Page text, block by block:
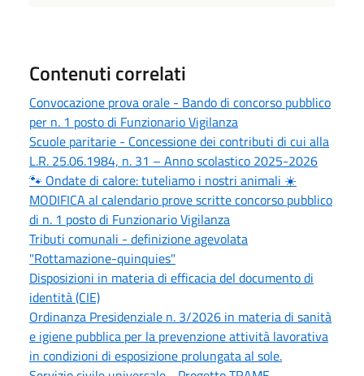
Contenuti correlati
Convocazione prova orale - Bando di concorso pubblico
per n. 1 posto di Funzionario Vigilanza
Scuole paritarie - Concessione dei contributi di cui alla
L.R. 25.06.1984, n. 31 – Anno scolastico 2025-2026
🐾 Ondate di calore: tuteliamo i nostri animali ☀️
MODIFICA al calendario prove scritte concorso pubblico
di n. 1 posto di Funzionario Vigilanza
Tributi comunali - definizione agevolata
"Rottamazione-quinquies"
Disposizioni in materia di efficacia del documento di
identità (CIE)
Ordinanza Presidenziale n. 3/2026 in materia di sanità
e igiene pubblica per la prevenzione attività lavorativa
in condizioni di esposizione prolungata al sole.